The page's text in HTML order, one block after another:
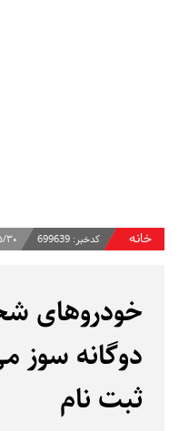
خانه کدخبر: 699639 ۱۴۰۴/
خودروهای
دوگانه‌ سوز
ثبت نام